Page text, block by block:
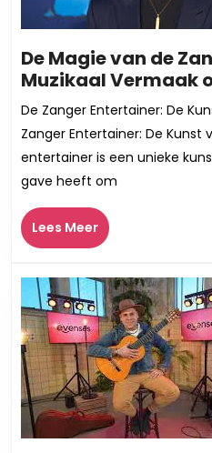
De Magie van de
Muzikaal Vermaak
De Zanger Entertainer: De
Zanger Entertainer: De
entertainer is een unieke
gave heeft om
Lees MeerLees
Meer